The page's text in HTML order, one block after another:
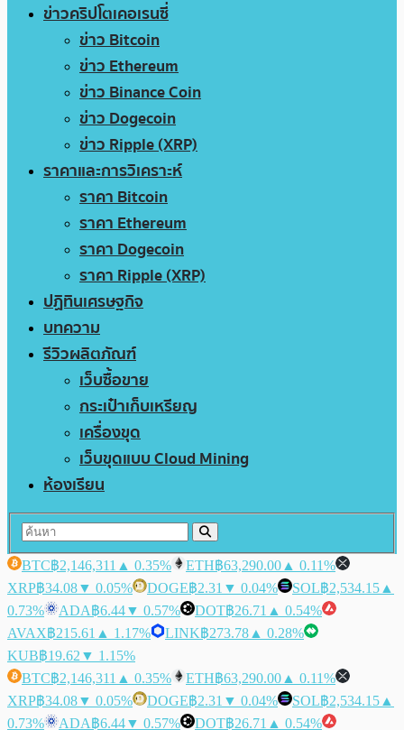
ข่าวคริปโตเคอเรนซี่
ข่าว Bitcoin
ข่าว Ethereum
ข่าว Binance Coin
ข่าว Dogecoin
ข่าว Ripple (XRP)
ราคาและการวิเคราะห์
ราคา Bitcoin
ราคา Ethereum
ราคา Dogecoin
ราคา Ripple (XRP)
ปฏิทินเศรษฐกิจ
บทความ
รีวิวผลิตภัณฑ์
เว็บซื้อขาย
กระเป๋าเก็บเหรียญ
เครื่องขุด
เว็บขุดแบบ Cloud Mining
ห้องเรียน
BTC฿2,146,311 ▲ 0.35% ETH฿63,290.00 ▲ 0.11%
XRP฿34.08▼ 0.05% DOGE฿2.31 ▼ 0.04% SOL฿2,534.15 ▲
0.73%
ADA฿6.44▼ 0.57% DOT฿26.71 ▲ 0.54%
AVAX฿215.61 ▲ 1.17% LINK฿273.78 ▲ 0.28%
KUB฿19.62 ▼ 1.15%
BTC฿2,146,311 ▲ 0.35% ETH฿63,290.00 ▲ 0.11%
XRP฿34.08▼ 0.05% DOGE฿2.31 ▼ 0.04% SOL฿2,534.15 ▲
0.73%
ADA฿6.44▼ 0.57% DOT฿26.71 ▲ 0.54%